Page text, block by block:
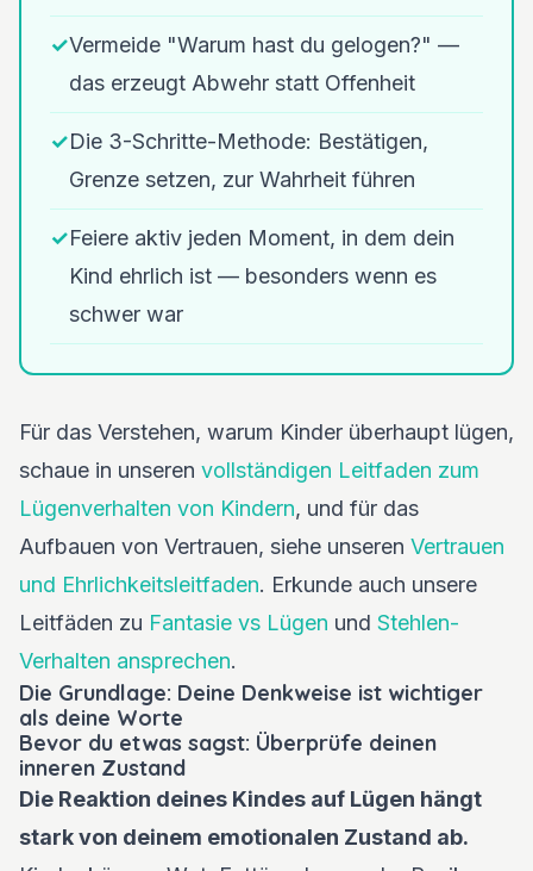
✓Vermeide "Warum hast du gelogen?" —
das erzeugt Abwehr statt Offenheit
✓Die 3-Schritte-Methode: Bestätigen,
Grenze setzen, zur Wahrheit führen
✓Feiere aktiv jeden Moment, in dem dein
Kind ehrlich ist — besonders wenn es
schwer war
Für das Verstehen, warum Kinder überhaupt lügen,
schaue in unseren vollständigen Leitfaden zum
Lügenverhalten von Kindern, und für das
Aufbauen von Vertrauen, siehe unseren Vertrauen
und Ehrlichkeitsleitfaden. Erkunde auch unsere
Leitfäden zu Fantasie vs Lügen und Stehlen-
Verhalten ansprechen.
Die Grundlage: Deine Denkweise ist wichtiger
als deine Worte
Bevor du etwas sagst: Überprüfe deinen
inneren Zustand
Die Reaktion deines Kindes auf Lügen hängt
stark von deinem emotionalen Zustand ab.